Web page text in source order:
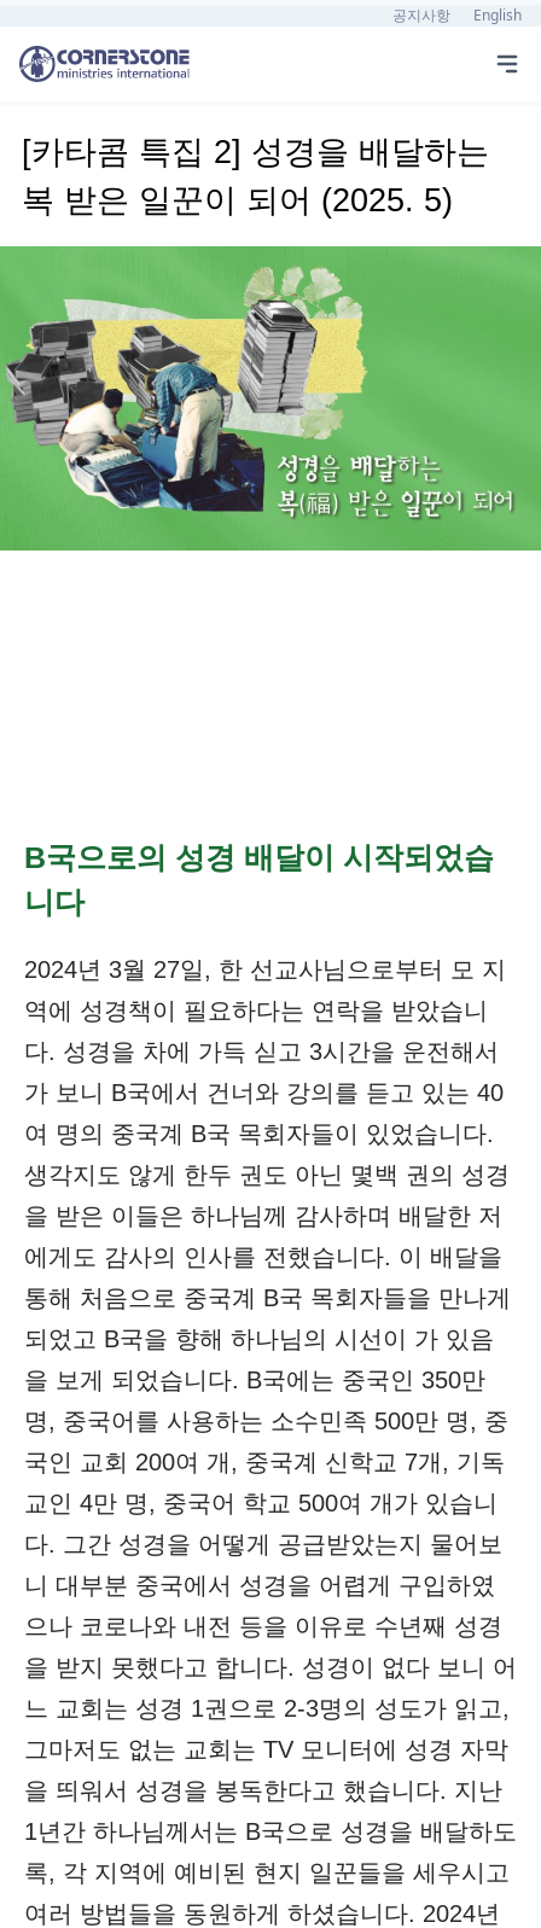
공지사항 English
[카타콤 특집 2] 성경을 배달하는
복 받은 일꾼이 되어 (2025. 5)
B국으로의 성경 배달이 시작되었습
니다
2024년 3월 27일, 한 선교사님으로부터 모 지
역에 성경책이 필요하다는 연락을 받았습니
다. 성경을 차에 가득 싣고 3시간을 운전해서
가 보니 B국에서 건너와 강의를 듣고 있는 40
여 명의 중국계 B국 목회자들이 있었습니다.
생각지도 않게 한두 권도 아닌 몇백 권의 성경
을 받은 이들은 하나님께 감사하며 배달한 저
에게도 감사의 인사를 전했습니다. 이 배달을
통해 처음으로 중국계 B국 목회자들을 만나게
되었고 B국을 향해 하나님의 시선이 가 있음
을 보게 되었습니다. B국에는 중국인 350만
명, 중국어를 사용하는 소수민족 500만 명, 중
국인 교회 200여 개, 중국계 신학교 7개, 기독
교인 4만 명, 중국어 학교 500여 개가 있습니
다. 그간 성경을 어떻게 공급받았는지 물어보
니 대부분 중국에서 성경을 어렵게 구입하였
으나 코로나와 내전 등을 이유로 수년째 성경
을 받지 못했다고 합니다. 성경이 없다 보니 어
느 교회는 성경 1권으로 2-3명의 성도가 읽고,
그마저도 없는 교회는 TV 모니터에 성경 자막
을 띄워서 성경을 봉독한다고 했습니다. 지난
1년간 하나님께서는 B국으로 성경을 배달하도
록, 각 지역에 예비된 현지 일꾼들을 세우시고
여러 방법들을 동원하게 하셨습니다. 2024년